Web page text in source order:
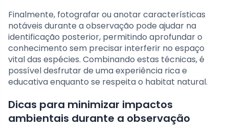
Finalmente, fotografar ou anotar características
notáveis durante a observação pode ajudar na
identificação posterior, permitindo aprofundar o
conhecimento sem precisar interferir no espaço
vital das espécies. Combinando estas técnicas, é
possível desfrutar de uma experiência rica e
educativa enquanto se respeita o habitat natural.
Dicas para minimizar impactos
ambientais durante a observação